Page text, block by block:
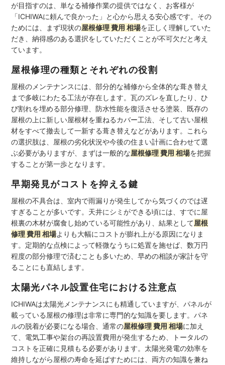
が目指すのは、単なる補修作業の提供ではなく、お客様が
「ICHIWAに頼んで良かった」と心から思える安心感です。その
ためには、まず現状の屋根修理 費用 相場を正しく理解していた
だき、納得感のある選択をしていただくことが不可欠だと考え
ています。
屋根修理の種類とそれぞれの役割
屋根のメンテナンスには、部分的な補修から全体的な葺き替え
まで多岐にわたる工法が存在します。瓦のズレを直したり、ひ
び割れを埋める部分修理、防水性能を復活させる塗装、既存の
屋根の上に新しい屋根材を重ねるカバー工法、そして古い屋根
材をすべて撤去して一新する葺き替えなどがあります。これら
の選択肢は、屋根の劣化状況や今後の住まい計画に合わせて選
ぶ必要がありますが、まずは一般的な屋根修理 費用 相場を把握
することが第一歩となります。
早期発見がコストを抑える鍵
屋根の不具合は、室内で雨漏りが発生してから気づくのでは遅
すぎることが多いです。天井にシミができる頃には、すでに屋
根裏の木材が腐食し始めている可能性があり、結果として屋根
修理 費用 相場よりも大幅にコストが膨れ上がる原因になりま
す。定期的な点検によって軽微なうちに処置を施せば、数万円
程度の部分修理で済むことも多いため、早めの相談が家計を守
ることにも直結します。
太陽光パネル設置住宅における注意点
ICHIWAは太陽光メンテナンスにも精通していますが、パネルが
載っている屋根の修理は非常に専門的な知識を要します。パネ
ルの脱着が必要になる場合、通常の屋根修理 費用 相場に加え
て、電気工事や架台の再設置費用が発生するため、トータルの
コストを正確に見積もる必要があります。太陽光発電の効率を
維持しながら屋根の寿命を延ばすためには、両方の知識を兼ね